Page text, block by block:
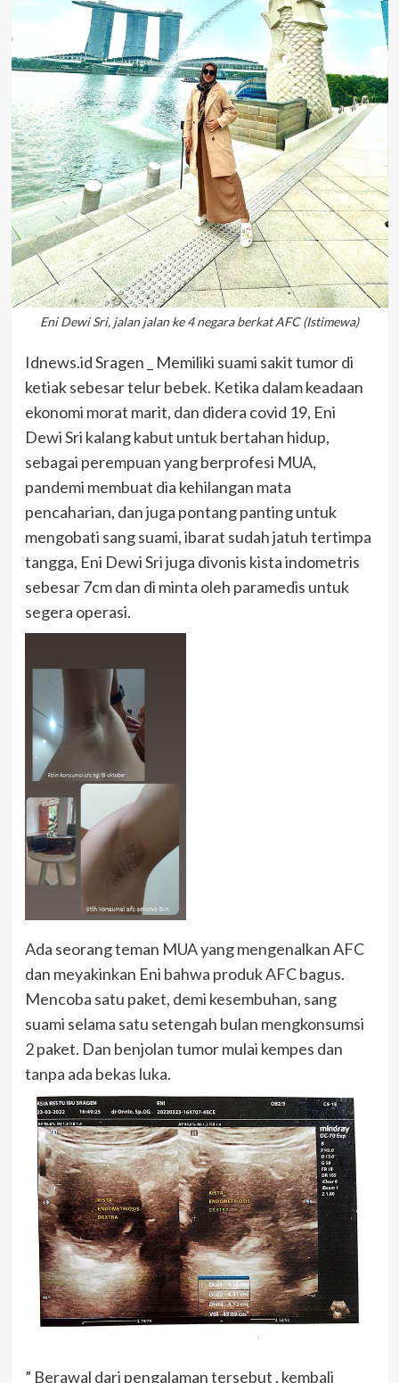
Eni Dewi Sri, jalan jalan ke 4 negara berkat AFC (Istimewa)
Idnews.id Sragen _ Memiliki suami sakit tumor di
ketiak sebesar telur bebek. Ketika dalam keadaan
ekonomi morat marit, dan didera covid 19, Eni
Dewi Sri kalang kabut untuk bertahan hidup,
sebagai perempuan yang berprofesi MUA,
pandemi membuat dia kehilangan mata
pencaharian, dan juga pontang panting untuk
mengobati sang suami, ibarat sudah jatuh tertimpa
tangga, Eni Dewi Sri juga divonis kista indometris
sebesar 7cm dan di minta oleh paramedis untuk
segera operasi.
Ada seorang teman MUA yang mengenalkan AFC
dan meyakinkan Eni bahwa produk AFC bagus.
Mencoba satu paket, demi kesembuhan, sang
suami selama satu setengah bulan mengkonsumsi
2 paket. Dan benjolan tumor mulai kempes dan
tanpa ada bekas luka.
” Berawal dari pengalaman tersebut , kembali